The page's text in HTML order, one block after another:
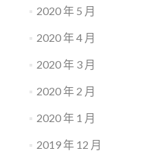
2020 年 5 月
2020 年 4 月
2020 年 3 月
2020 年 2 月
2020 年 1 月
2019 年 12 月